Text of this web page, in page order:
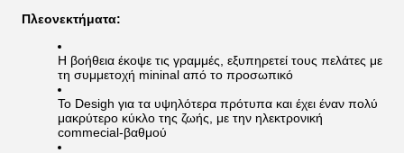
Πλεονεκτήματα:
Η βοήθεια έκοψε τις γραμμές, εξυπηρετεί τους πελάτες με
τη συμμετοχή mininal από το προσωπικό
Το Desigh για τα υψηλότερα πρότυπα και έχει έναν πολύ
μακρύτερο κύκλο της ζωής, με την ηλεκτρονική
commecial-βαθμού